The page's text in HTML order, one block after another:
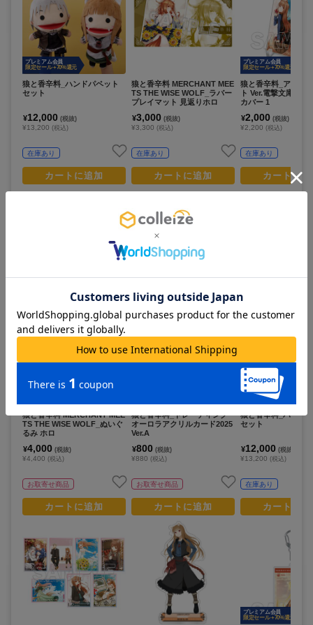
プレミアム会員
限定セール +70%還元
狼と香辛料_ハンドパペット
セット
¥12,000 (税抜)
¥13,200 (税込)
在庫あり
カートに追加
狼と香辛料 MERCHANT MEE
TS THE WISE WOLF_ラバー
プレイマット 見返りホロ
¥3,000 (税抜)
¥3,300 (税込)
在庫あり
カートに追加
プレミアム会員
限定セール +70%還元
狼と香辛料_アクリ
ト Ver.電撃文庫リニ
カバー 1
¥2,000 (税抜)
¥2,200 (税込)
在庫あり
カートに
すべて見る >
狼と香辛料 MERCHANT MEE
TS THE WISE WOLF_ぬいぐ
るみ ホロ
¥4,000 (税抜)
¥4,400 (税込)
お取寄せ商品
カートに追加
狼と香辛料_トレーディング
オーロラアクリルカード2025
Ver.A
¥800 (税抜)
¥880 (税込)
お取寄せ商品
カートに追加
プレミアム会員
限定セール +70%還元
狼と香辛料_ハンド
セット
¥12,000 (税抜)
¥13,200 (税込)
在庫あり
カートに
プレミアム会員
限定セール +70%還元